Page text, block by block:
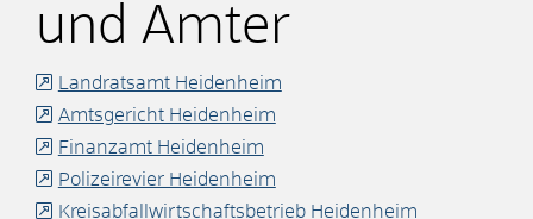
und Ämter
Landratsamt Heidenheim
Amtsgericht Heidenheim
Finanzamt Heidenheim
Polizeirevier Heidenheim
Kreisabfallwirtschaftsbetrieb Heidenheim